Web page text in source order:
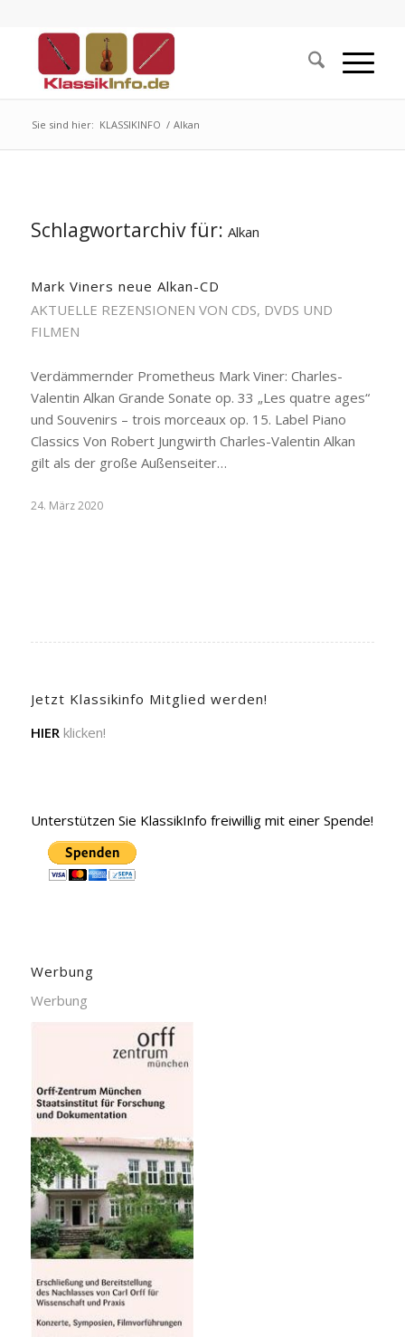
Sie sind hier: KLASSIKINFO / Alkan
Schlagwortarchiv für: Alkan
Mark Viners neue Alkan-CD
AKTUELLE REZENSIONEN VON CDS, DVDS UND
FILMEN
Verdämmernder Prometheus Mark Viner: Charles-
Valentin Alkan Grande Sonate op. 33 „Les quatre ages“
und Souvenirs – trois morceaux op. 15. Label Piano
Classics Von Robert Jungwirth Charles-Valentin Alkan
gilt als der große Außenseiter…
24. März 2020
Jetzt Klassikinfo Mitglied werden!
HIER klicken!
Unterstützen Sie KlassikInfo freiwillig mit einer Spende!
Werbung
Werbung